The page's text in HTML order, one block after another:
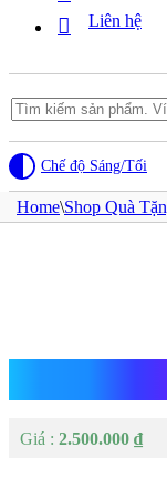
Liên hệ
Search
for...
Chế độ Sáng/Tối
Home\Shop Quà
2.500.000 ₫